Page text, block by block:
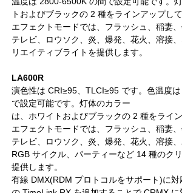
トおよびブラックの 2 種をラインアップして
エフェクトモードでは、フラッシュ、稲妻、
テレビ、ロウソク、炎、爆発、花火、溶接
リエイティブライトを提供します。
LA600R
演色性は CRI≥95、TLCI≥95 です。色温度
で設定可能です。灯体のカラー
は、ホワイトおよびブラックの 2 種をライ
エフェクトモードでは、フラッシュ、稲妻、
テレビ、ロウソク、炎、爆発、花火、溶接、
RGB サイクル、パーティーなど 14 種のク
提供します。
有線 DMX(RDM プロトコルをサポート)に